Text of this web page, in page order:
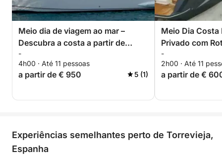
Meio dia de viagem ao mar –
Descubra a costa a partir de
Torrevieja
-
4h00 · Até 11 pessoas
a partir de € 950 5 (1)
Meio Dia Costa
Privado com
-
2h00 · Até 11
a partir de €
Experiências semelhantes perto de Torrevieja,
Espanha